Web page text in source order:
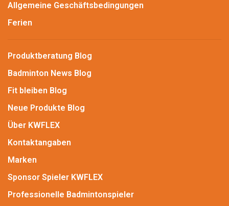
Allgemeine Geschäftsbedingungen
Ferien
Produktberatung Blog
Badminton News Blog
Fit bleiben Blog
Neue Produkte Blog
Über KWFLEX
Kontaktangaben
Marken
Sponsor Spieler KWFLEX
Professionelle Badmintonspieler